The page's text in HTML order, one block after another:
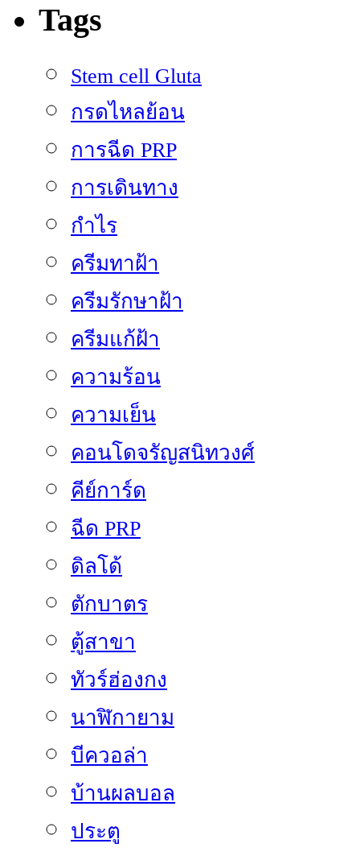
Tags
Stem cell Gluta
กรดไหลย้อน
การฉีด PRP
การเดินทาง
กำไร
ครีมทาฝ้า
ครีมรักษาฝ้า
ครีมแก้ฝ้า
ความร้อน
ความเย็น
คอนโดจรัญสนิทวงศ์
คีย์การ์ด
ฉีด PRP
ดิลโด้
ตักบาตร
ตู้สาขา
ทัวร์ฮ่องกง
นาฬิกายาม
บีควอล่า
บ้านผลบอล
ประตู